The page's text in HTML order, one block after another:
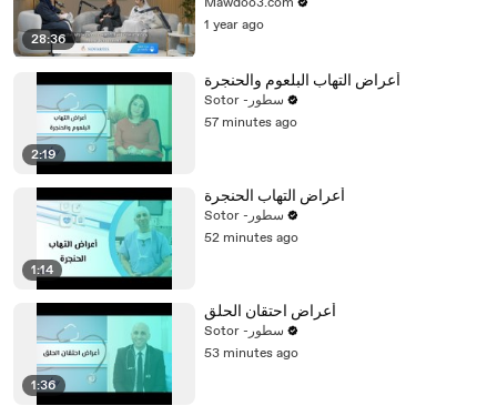
28:36
1 year ago
2:19
أعراض التهاب البلعوم والحنجرة
Sotor -سطور
57 minutes ago
1:14
أعراض التهاب الحنجرة
Sotor -سطور
52 minutes ago
1:36
أعراض احتقان الحلق
Sotor -سطور
53 minutes ago